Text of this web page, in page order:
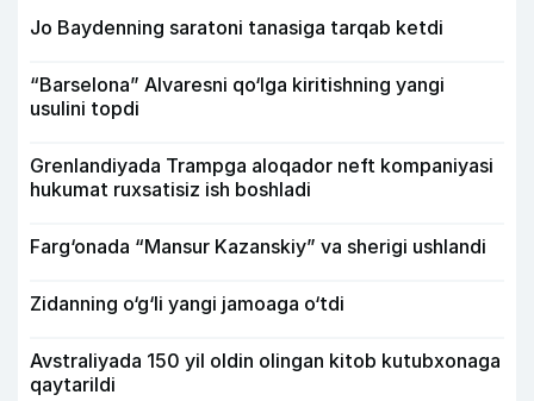
Jo Baydenning saratoni tanasiga tarqab ketdi
“Barselona” Alvaresni qo‘lga kiritishning yangi
usulini topdi
Grenlandiyada Trampga aloqador neft kompaniyasi
hukumat ruxsatisiz ish boshladi
Farg‘onada “Mansur Kazanskiy” va sherigi ushlandi
Zidanning o‘g‘li yangi jamoaga o‘tdi
Avstraliyada 150 yil oldin olingan kitob kutubxonaga
qaytarildi